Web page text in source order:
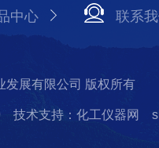
中心 联系
发展有限公司 版权所有
技术支持：化工仪器网